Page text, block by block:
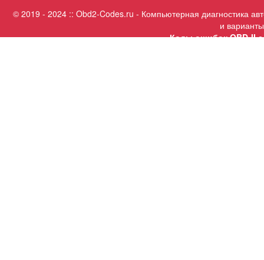
© 2019 - 2024 :: Obd2-Codes.ru - Компьютерная диагностика
и
Коды ошибок OBD-II